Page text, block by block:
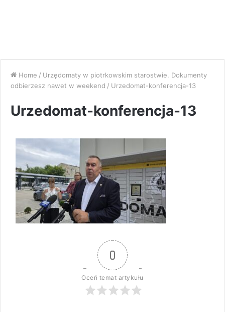
Home / Urzędomaty w piotrkowskim starostwie. Dokumenty
odbierzesz nawet w weekend / Urzedomat-konferencja-13
Urzedomat-konferencja-13
0
Oceń temat artykułu